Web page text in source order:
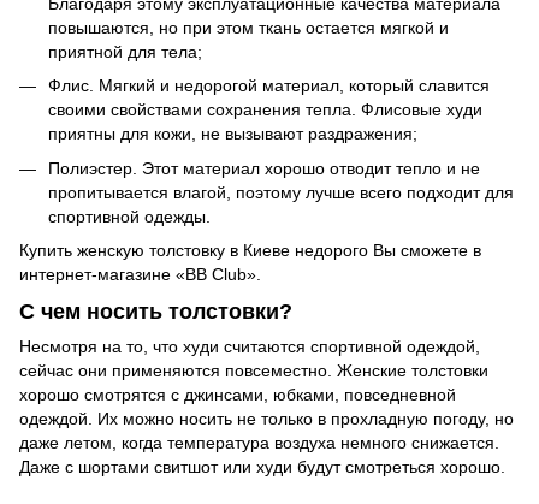
повышаются, но при этом ткань остается мягкой и
приятной для тела;
Флис. Мягкий и недорогой материал, который славится
своими свойствами сохранения тепла. Флисовые худи
приятны для кожи, не вызывают раздражения;
Полиэстер. Этот материал хорошо отводит тепло и не
пропитывается влагой, поэтому лучше всего подходит для
спортивной одежды.
Купить женскую толстовку в Киеве недорого Вы сможете в
интернет-магазине «BB Club».
С чем носить толстовки?
Несмотря на то, что худи считаются спортивной одеждой,
сейчас они применяются повсеместно. Женские толстовки
хорошо смотрятся с джинсами, юбками, повседневной
одеждой. Их можно носить не только в прохладную погоду, но
даже летом, когда температура воздуха немного снижается.
Даже с шортами свитшот или худи будут смотреться хорошо.